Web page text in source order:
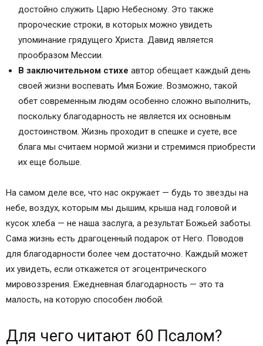
достойно служить Царю Небесному. Это также
пророческие строки, в которых можно увидеть
упоминание грядущего Христа. Давид является
прообразом Мессии.
В заключительном стихе автор обещает каждый день
своей жизни воспевать Имя Божие. Возможно, такой
обет современным людям особенно сложно выполнить,
поскольку благодарность не является их основным
достоинством. Жизнь проходит в спешке и суете, все
блага мы считаем нормой жизни и стремимся приобрести
их еще больше.
На самом деле все, что нас окружает — будь то звезды на
небе, воздух, которым мы дышим, крыша над головой и
кусок хлеба — не наша заслуга, а результат Божьей заботы.
Сама жизнь есть драгоценный подарок от Него. Поводов
для благодарности более чем достаточно. Каждый может
их увидеть, если откажется от эгоцентрического
мировоззрения. Ежедневная благодарность — это та
малость, на которую способен любой.
Для чего читают 60 Псалом?